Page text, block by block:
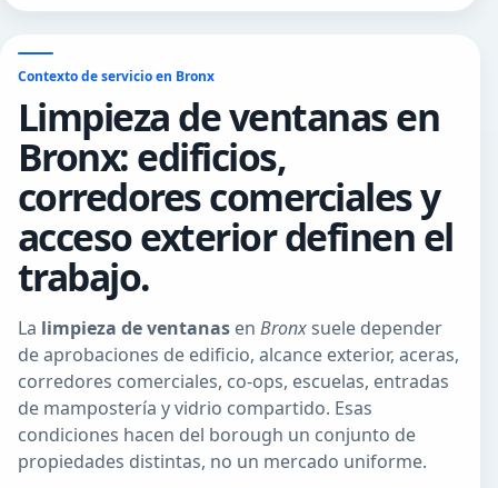
Contexto de servicio en Bronx
Limpieza de ventanas en
Bronx: edificios,
corredores comerciales y
acceso exterior definen el
trabajo.
La limpieza de ventanas en Bronxsuele depender
de aprobaciones de edificio, alcance exterior, aceras,
corredores comerciales, co-ops, escuelas, entradas
de mampostería y vidrio compartido. Esas
condiciones hacen del borough un conjunto de
propiedades distintas, no un mercado uniforme.